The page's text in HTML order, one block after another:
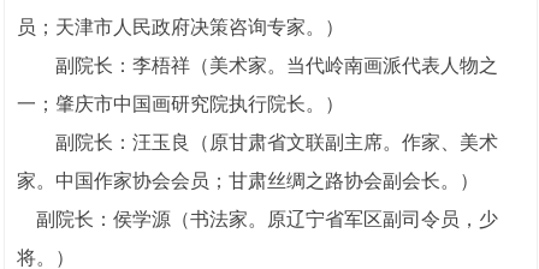
员；天津市人民政府决策咨询专家。）
副院长：李梧祥（美术家。当代岭南画派代表人物之
一；肇庆市中国画研究院执行院长。
）
副院长：汪玉良（原甘肃省文联副主席。作家、美术
家。中国作家协会会员；甘肃丝绸之路协会副会长。）
副院长：侯学源（书法家。原辽宁省军区副司令员，少
将。）